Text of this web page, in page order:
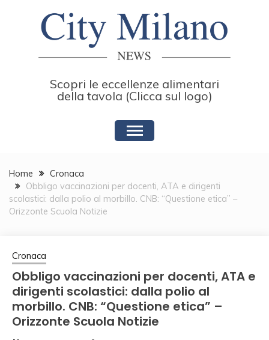
Scopri le eccellenze alimentari
della tavola (Clicca sul logo)
Home
Cronaca
Obbligo vaccinazioni per docenti, ATA e dirigenti
scolastici: dalla polio al morbillo. CNB: “Questione etica” –
Orizzonte Scuola Notizie
Cronaca
Obbligo vaccinazioni per docenti, ATA e
dirigenti scolastici: dalla polio al
morbillo. CNB: “Questione etica” –
Orizzonte Scuola Notizie